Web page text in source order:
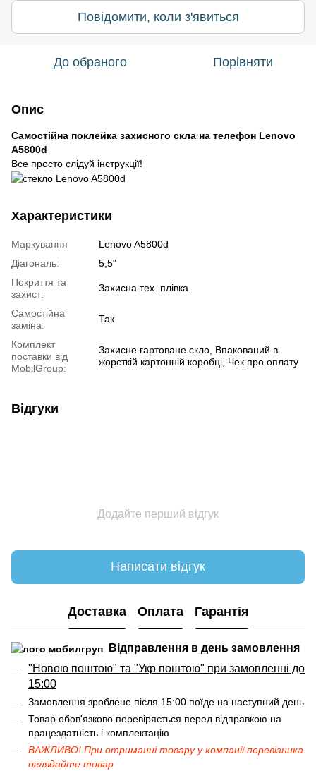
Повідомити, коли з'явиться
До обраного Порівняти
Опис
Самостійна поклейка захисного скла на телефон Lenovo
A5800d
Все просто слідуй інструкції!
Характеристики
Маркування
Lenovo A5800d
Діагональ:
5,5"
Покриття та
захист:
Захисна тех. плівка
Самостійна
заміна:
Так
Комплект
поставки від
MobilGroup:
Захисне гартоване скло, Впакований в
жорсткій картонній коробці, Чек про оплату
Відгуки
Додайте перший відгук
Написати відгук
Доставка Оплата Гарантія
Відправлення в день замовлення
"Новою поштою" та "Укр поштою" при замовленні до
15:00
Замовлення зроблене після 15:00 поїде на наступний день
Товар обов'язково перевіряється перед відправкою на
працездатність і комплектацію
ВАЖЛИВО! При отриманні товару у компанії перевізника
оглядайте товар